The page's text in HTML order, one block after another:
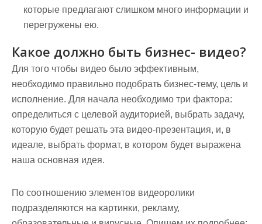
которые предлагают слишком много информации и
перегружены ею.
Какое должно быть бизнес- видео?
Для того чтобы видео было эффективным,
необходимо правильно подобрать бизнес-тему, цель и
исполнение. Для начала необходимо три фактора:
определиться с целевой аудиторией, выбрать задачу,
которую будет решать эта видео-презентация, и, в
идеале, выбрать формат, в котором будет выражена
наша основная идея.
По соотношению элементов видеоролики
подразделяются на картинки, рекламу,